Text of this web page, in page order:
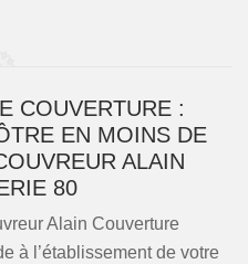
COUVERTURE :
EN MOINS DE
ALAIN
80
Alain Couverture
à l’établissement de votre